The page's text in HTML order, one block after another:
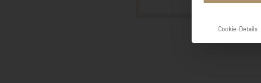
Traudl Erlinger
Cookie-Details